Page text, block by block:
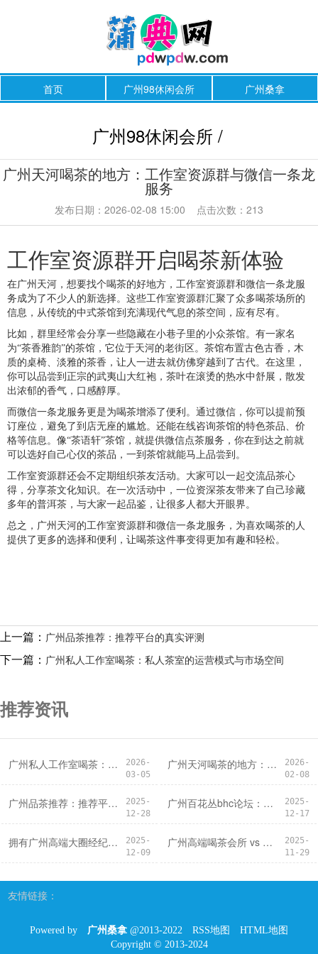
首页 广州98休闲会所 广州桑拿
广州98休闲会所 /
广州天河喝茶的地方：工作室资源群与微信一条龙
服务
发布日期：2026-02-08 15:00 点击次数：213
工作室资源群开启喝茶新体验
在广州天河，想要找个喝茶的好地方，工作室资源群和微信一条龙服
务成为了不少人的新选择。这些工作室资源群汇聚了众多喝茶场所的
信息，从传统的中式茶馆到充满现代气息的茶空间，应有尽有。
比如，群里经常会分享一些隐藏在小巷子里的小众茶馆。有一家名
为“茶香雅韵”的茶馆，它位于天河的老街区。茶馆布置古色古香，木
质的桌椅、淡雅的茶香，让人一进去就仿佛穿越到了古代。在这里，
你可以品尝到正宗的武夷山大红袍，茶叶在滚烫的热水中舒展，散发
出浓郁的香气，口感醇厚。
而微信一条龙服务更是为喝茶增添了便利。通过微信，你可以提前预
订座位，避免了到店无座的尴尬。还能在线咨询茶馆的特色茶品、价
格等信息。像“茶语轩”茶馆，就提供微信点茶服务，你在到达之前就
可以选好自己心仪的茶品，一到茶馆就能马上品尝到。
工作室资源群还会不定期组织茶友活动。大家可以一起交流品茶心
得，分享茶文化知识。在一次活动中，一位资深茶友带来了自己珍藏
多年的普洱茶，与大家一起品鉴，让很多人都大开眼界。
总之，广州天河的工作室资源群和微信一条龙服务，为喜欢喝茶的人
提供了更多的选择和便利，让喝茶这件事变得更加有趣和轻松。
上一篇： ‌广州品茶推荐‌：推荐平台的真实评测
下一篇： 广州私人工作室喝茶：私人茶室的运营模式与市场空间
推荐资讯
广州私人工作室喝茶：私人茶室的运营模式与市场空间
2026-
03-05
广州天河喝茶的地方：工作室资源群与微信一条龙服务
2026-
02-08
‌广州品茶推荐‌：推荐平台的真实评测
2025-
12-28
广州百花丛bhc论坛：论坛里的茶友情谊与资源交换_197
2025-
12-17
拥有广州高端大圈经纪人微信，开启高端人脉
2025-
12-09
广州高端喝茶会所 vs 广州大圈女孩招聘：会所与招聘的对比
2025-
11-29
友情链接：
Powered by 广州桑拿 @2013-2022 RSS地图
HTML地图
Copyright © 2013-2024